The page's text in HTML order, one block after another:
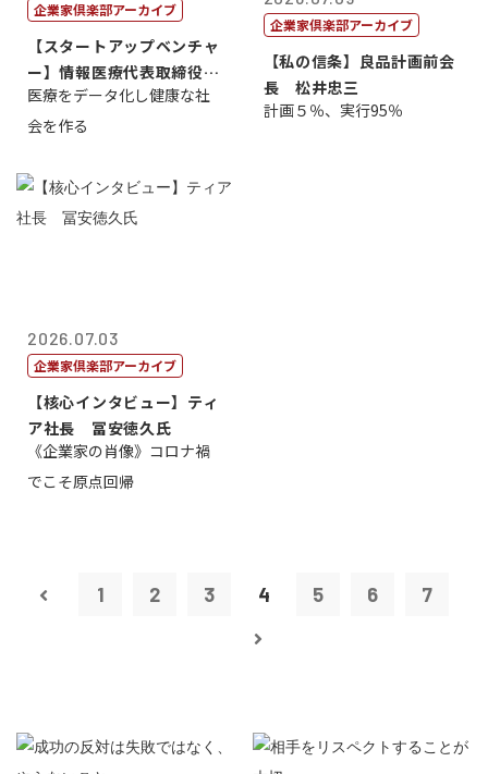
企業家倶楽部アーカイブ
【スタートアップベンチャ
ー】情報医療代表取締役
原 聖吾
医療をデータ化し健康な社
会を作る
企業家倶楽部アーカイブ
【私の信条】良品計画前会
長 松井忠三
計画５％、実行95％
2026.07.03
企業家倶楽部アーカイブ
【核心インタビュー】ティ
ア社長 冨安徳久氏
《企業家の肖像》コロナ禍
でこそ原点回帰
1 2 3 4 5 6 7